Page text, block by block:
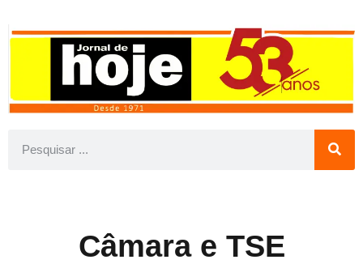
Câmara e TSE